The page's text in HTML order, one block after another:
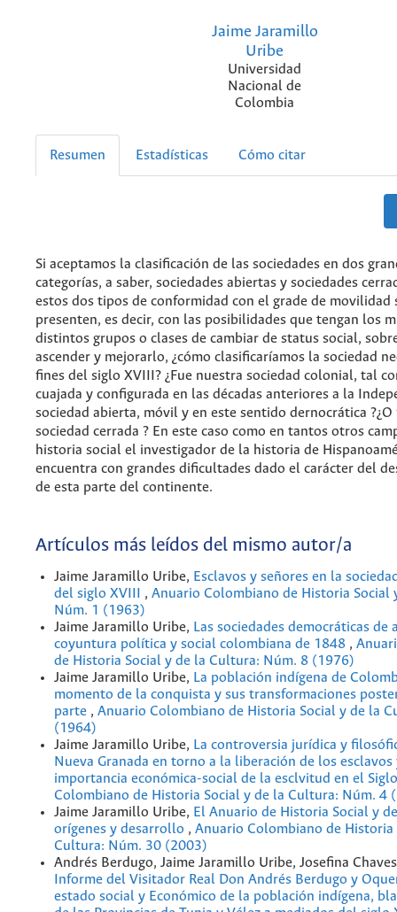
Jaime Jaramillo
Uribe
Universidad
Nacional de
Colombia
Resumen Estadísticas Cómo citar
Si aceptamos la clasificación de las sociedades en dos
categorías, a saber, sociedades abiertas y sociedades
estos dos tipos de conformidad con el grade de movilidad
presenten, es decir, con las posibilidades que tengan los
distintos grupos o clases de cambiar de status social,
ascender y mejorarlo, ¿cómo clasificaríamos la sociedad
fines del siglo XVIII? ¿Fue nuestra sociedad colonial, tal
cuajada y configurada en las décadas anteriores a la
sociedad abierta, móvil y en este sentido dernocrática ?¿O
sociedad cerrada ? En este caso como en tantos otros
historia social el investigador de la historia de
encuentra con grandes dificultades dado el carácter del
de esta parte del continente.
Artículos más leídos del mismo autor/a
Jaime Jaramillo Uribe, Esclavos y señores en la
del siglo XVIII , Anuario Colombiano de Historia Social
Núm. 1 (1963)
Jaime Jaramillo Uribe, Las sociedades democráticas de
coyuntura política y social colombiana de 1848 ,
de Historia Social y de la Cultura: Núm. 8 (1976)
Jaime Jaramillo Uribe, La población indígena de
momento de la conquista y sus transformaciones
parte , Anuario Colombiano de Historia Social y de la
(1964)
Jaime Jaramillo Uribe, La controversia jurídica y
Nueva Granada en torno a la liberación de los esclavos
importancia económica-social de la esclvitud en el
Colombiano de Historia Social y de la Cultura: Núm. 4
Jaime Jaramillo Uribe, El Anuario de Historia Social y
orígenes y desarrollo , Anuario Colombiano de Historia
Cultura: Núm. 30 (2003)
Andrés Berdugo, Jaime Jaramillo Uribe, Josefina
Informe del Visitador Real Don Andrés Berdugo y
estado social y Económico de la población indígena,